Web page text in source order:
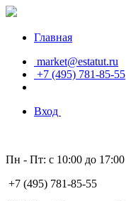
Главная
market@estatut.ru
+7 (495) 781-85-55
Вход
Пн - Пт: с 10:00 до 17:00
+7 (495) 781-85-55